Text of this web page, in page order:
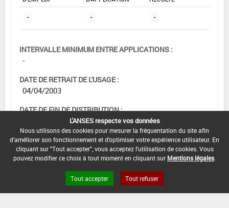
- - -
INTERVALLE MINIMUM ENTRE APPLICATIONS :
-
DATE DE RETRAIT DE L'USAGE :
04/04/2003
DATE DE FIN DE DISTRIBUTION :
DATE DE FIN D'UTILISATION :
-
L'ANSES respecte vos données
Nous utilisons des cookies pour mesurer la fréquentation du site afin
d'améliorer son fonctionnement et d'optimiser votre expérience utilisateur. En
cliquant sur "Tout accepter", vous acceptez l'utilisation de cookies. Vous
pouvez modifier ce choix à tout moment en cliquant sur Mentions légales
Tout accepter Tout refuser